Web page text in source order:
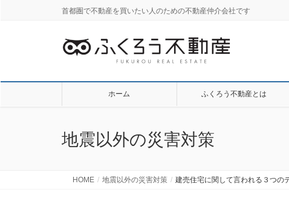
首都圏で不動産を買いたい人のための不動産仲介会社です
ホーム ふくろう不動産とは
地震以外の災害対策
HOME 地震以外の災害対策 建売住宅に関して言われる３つの